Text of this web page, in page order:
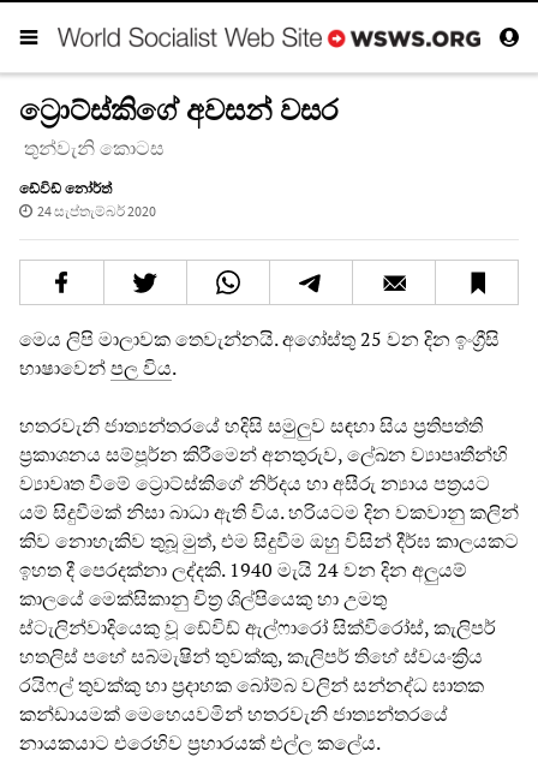
ට්‍රොට්ස්කිගේ අවසන් වසර
තුන්වැනි කොටස
ඩේවිඩ් නෝර්ත්
24 සැප්තැම්බර් 2020
මෙය ලිපි මාලාවක තෙවැන්නයි. අගෝස්තු 25 වන දින ඉංග්‍රීසි
භාෂාවෙන්පල විය.
හතරවැනි ජාත්‍යන්තරයේ හදිසි සමුලුව සඳහා සිය ප්‍රතිපත්ති
ප්‍රකාශනය සම්පූර්න කිරීමෙන් අනතුරුව, ලේඛන ව්‍යාපෘතීන්හි
ව්‍යාවෘත වීමේ ට්‍රොට්ස්කිගේ නිර්දය හා අසීරු න්‍යාය පත්‍රයට
යම් සිදුවීමක් නිසා බාධා ඇති විය. හරියටම දින වකවානු කලින්
කිව නොහැකිව තුබූ මුත්, එම සිදුවීම ඔහු විසින් දීර්ඝ කාලයකට
ඉහත දී පෙරදක්නා ලද්දකි. 1940 මැයි 24 වන දින අලුයම්
කාලයේ මෙක්සිකානු චිත්‍ර ශිල්පියෙකු හා උමතු
ස්ටැලින්වාදියෙකු වූ ඩේවිඩ් ඇල්ෆාරෝ සික්විරෝස්, කැලිපර්
හතලිස් පහේ සබ්මැෂින් තුවක්කු, කැලිපර් තිහේ ස්වයංක්‍රිය
රයිෆල් තුවක්කු හා ප්‍රදාහක බෝම්බ වලින් සන්නද්ධ ඝාතක
කන්ඩායමක් මෙහෙයවමින් හතරවැනි ජාත්‍යන්තරයේ
නායකයාට එරෙහිව ප්‍රහාරයක් එල්ල කලේය.